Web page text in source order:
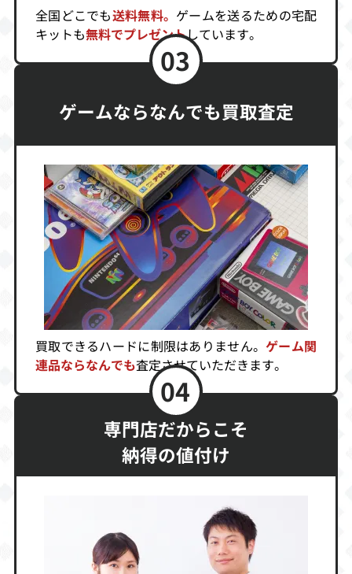
買取価格
100
全国どこでも送料無料。 ゲームを送るための宅配
キットも無料でプレゼントしています。
03
ゲームならなんでも買取査定
買取できるハードに制限はありません。ゲーム関
連品ならなんでも査定させていただきます。
04
専門店だからこそ
納得の値付け